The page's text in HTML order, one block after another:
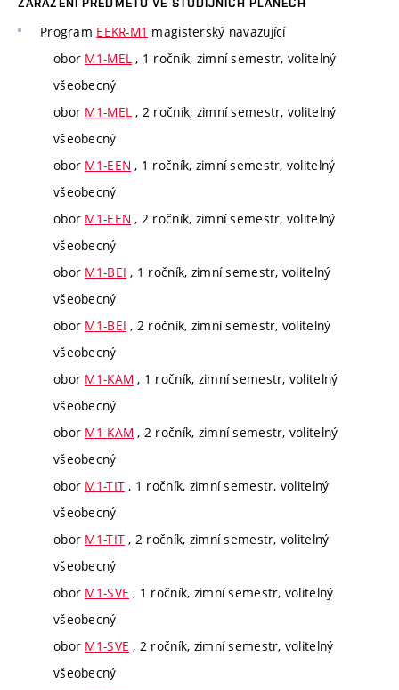
ZAŘAZENÍ PŘEDMĚTU VE STUDIJNÍCH PLÁNECH
Program EEKR-M1 magisterský navazující
obor M1-MEL , 1 ročník, zimní semestr, volitelný
všeobecný
obor M1-MEL , 2 ročník, zimní semestr, volitelný
všeobecný
obor M1-EEN , 1 ročník, zimní semestr, volitelný
všeobecný
obor M1-EEN , 2 ročník, zimní semestr, volitelný
všeobecný
obor M1-BEI , 1 ročník, zimní semestr, volitelný
všeobecný
obor M1-BEI , 2 ročník, zimní semestr, volitelný
všeobecný
obor M1-KAM , 1 ročník, zimní semestr, volitelný
všeobecný
obor M1-KAM , 2 ročník, zimní semestr, volitelný
všeobecný
obor M1-TIT , 1 ročník, zimní semestr, volitelný
všeobecný
obor M1-TIT , 2 ročník, zimní semestr, volitelný
všeobecný
obor M1-SVE , 1 ročník, zimní semestr, volitelný
všeobecný
obor M1-SVE , 2 ročník, zimní semestr, volitelný
všeobecný